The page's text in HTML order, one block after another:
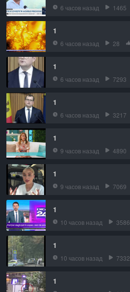
6 часов назад 1465
1
6 часов назад 28
1
6 часов назад 7293
1
6 часов назад 3217
1
9 часов назад 4890
1
9 часов назад 7069
1
10 часов назад 3586
1
10 часов назад 7332
1